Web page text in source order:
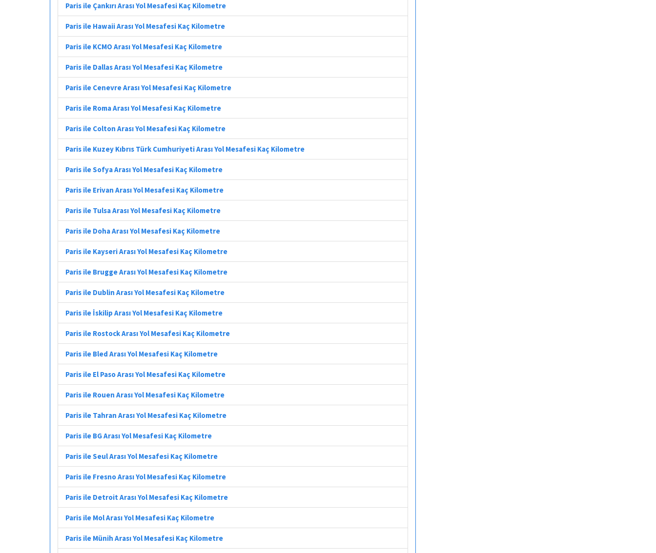
Paris ile Çankırı Arası Yol Mesafesi Kaç Kilometre
Paris ile Hawaii Arası Yol Mesafesi Kaç Kilometre
Paris ile KCMO Arası Yol Mesafesi Kaç Kilometre
Paris ile Dallas Arası Yol Mesafesi Kaç Kilometre
Paris ile Cenevre Arası Yol Mesafesi Kaç Kilometre
Paris ile Roma Arası Yol Mesafesi Kaç Kilometre
Paris ile Colton Arası Yol Mesafesi Kaç Kilometre
Paris ile Kuzey Kıbrıs Türk Cumhuriyeti Arası Yol Mesafesi Kaç Kilometre
Paris ile Sofya Arası Yol Mesafesi Kaç Kilometre
Paris ile Erivan Arası Yol Mesafesi Kaç Kilometre
Paris ile Tulsa Arası Yol Mesafesi Kaç Kilometre
Paris ile Doha Arası Yol Mesafesi Kaç Kilometre
Paris ile Kayseri Arası Yol Mesafesi Kaç Kilometre
Paris ile Brugge Arası Yol Mesafesi Kaç Kilometre
Paris ile Dublin Arası Yol Mesafesi Kaç Kilometre
Paris ile İskilip Arası Yol Mesafesi Kaç Kilometre
Paris ile Rostock Arası Yol Mesafesi Kaç Kilometre
Paris ile Bled Arası Yol Mesafesi Kaç Kilometre
Paris ile El Paso Arası Yol Mesafesi Kaç Kilometre
Paris ile Rouen Arası Yol Mesafesi Kaç Kilometre
Paris ile Tahran Arası Yol Mesafesi Kaç Kilometre
Paris ile BG Arası Yol Mesafesi Kaç Kilometre
Paris ile Seul Arası Yol Mesafesi Kaç Kilometre
Paris ile Fresno Arası Yol Mesafesi Kaç Kilometre
Paris ile Detroit Arası Yol Mesafesi Kaç Kilometre
Paris ile Mol Arası Yol Mesafesi Kaç Kilometre
Paris ile Münih Arası Yol Mesafesi Kaç Kilometre